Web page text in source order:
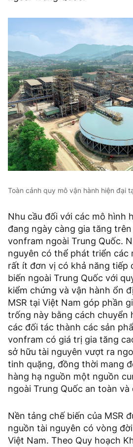
Toàn cảnh quy mô vận hành hiện đại
Nhu cầu đối với các mô hình
đang ngày càng gia tăng
vonfram ngoài Trung Quốc.
nguyên có thể phát triển các
rất ít đơn vị có khả năng tiếp
biến ngoài Trung Quốc với
kiểm chứng và vận hành ổn
MSR tại Việt Nam góp phần
trống này bằng cách chuyển
các đối tác thành các sản
vonfram có giá trị gia tăng
sở hữu tài nguyên vượt ra
tinh quặng, đồng thời mang
hàng hạ nguồn một nguồn
ngoài Trung Quốc an toàn
Nền tảng chế biến của MSR
nguồn tài nguyên có vòng
Việt Nam. Theo Quy hoạch